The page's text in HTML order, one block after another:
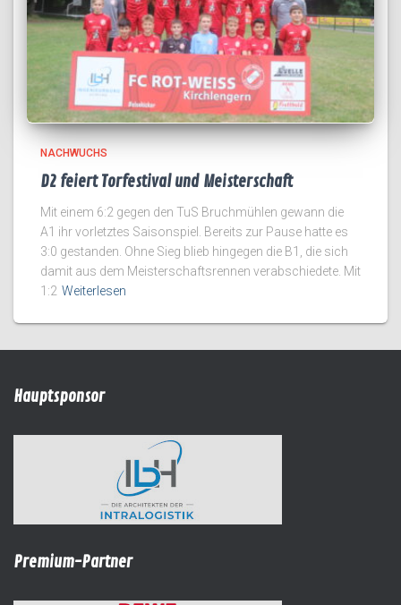
NACHWUCHS
D2 feiert Torfestival und Meisterschaft
Mit einem 6:2 gegen den TuS Bruchmühlen gewann die
A1 ihr vorletztes Saisonspiel. Bereits zur Pause hatte es
3:0 gestanden. Ohne Sieg blieb hingegen die B1, die sich
damit aus dem Meisterschaftsrennen verabschiedete. Mit
1:2 Weiterlesen
Hauptsponsor
Premium-Partner